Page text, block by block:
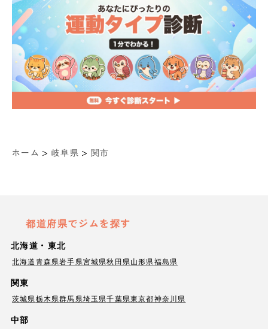
ホーム > 岐阜県 > 関市
都道府県でジムを探す
北海道・東北
北海道青森県岩手県宮城県秋田県山形県福島県
関東
茨城県栃木県群馬県埼玉県千葉県東京都神奈川県
中部